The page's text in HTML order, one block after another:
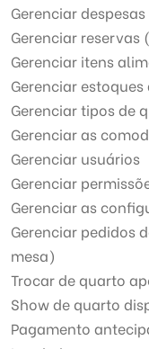
Gerenciar
Gerenciar
Gerenciar itens
Gerenciar
Gerenciar tipos de
Gerenciar as
Gerenciar usuários
Gerenciar
Gerenciar as
Gerenciar pedidos
mesa)
Trocar de quarto
Show de quarto
Pagamento